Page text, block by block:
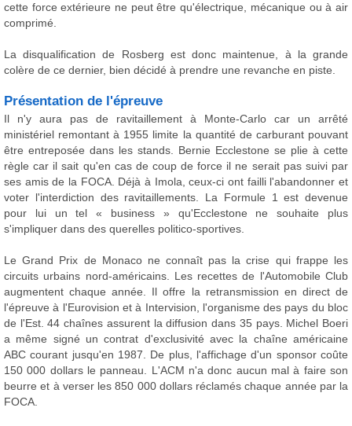
cette force extérieure ne peut être qu'électrique, mécanique ou à air
comprimé.
La disqualification de Rosberg est donc maintenue, à la grande
colère de ce dernier, bien décidé à prendre une revanche en piste.
Présentation de l'épreuve
Il n'y aura pas de ravitaillement à Monte-Carlo car un arrêté
ministériel remontant à 1955 limite la quantité de carburant pouvant
être entreposée dans les stands. Bernie Ecclestone se plie à cette
règle car il sait qu'en cas de coup de force il ne serait pas suivi par
ses amis de la FOCA. Déjà à Imola, ceux-ci ont failli l'abandonner et
voter l'interdiction des ravitaillements. La Formule 1 est devenue
pour lui un tel « business » qu'Ecclestone ne souhaite plus
s'impliquer dans des querelles politico-sportives.
Le Grand Prix de Monaco ne connaît pas la crise qui frappe les
circuits urbains nord-américains. Les recettes de l'Automobile Club
augmentent chaque année. Il offre la retransmission en direct de
l'épreuve à l'Eurovision et à Intervision, l'organisme des pays du bloc
de l'Est. 44 chaînes assurent la diffusion dans 35 pays. Michel Boeri
a même signé un contrat d'exclusivité avec la chaîne américaine
ABC courant jusqu'en 1987. De plus, l'affichage d'un sponsor coûte
150 000 dollars le panneau. L'ACM n'a donc aucun mal à faire son
beurre et à verser les 850 000 dollars réclamés chaque année par la
FOCA.